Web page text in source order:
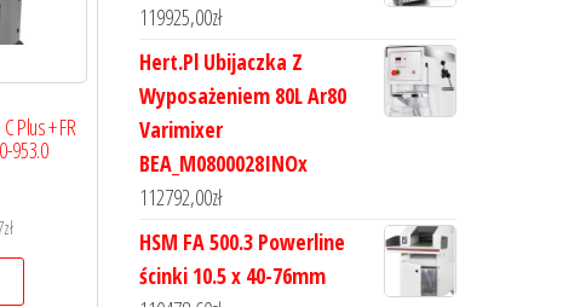
Plus + FR
953.0
zł
119925,00zł
Hert.Pl Ubijaczka Z
Wyposażeniem 80L Ar80
Varimixer
BEA_M0800028INOx
112792,00zł
HSM FA 500.3 Powerline
ścinki 10.5 x 40-76mm